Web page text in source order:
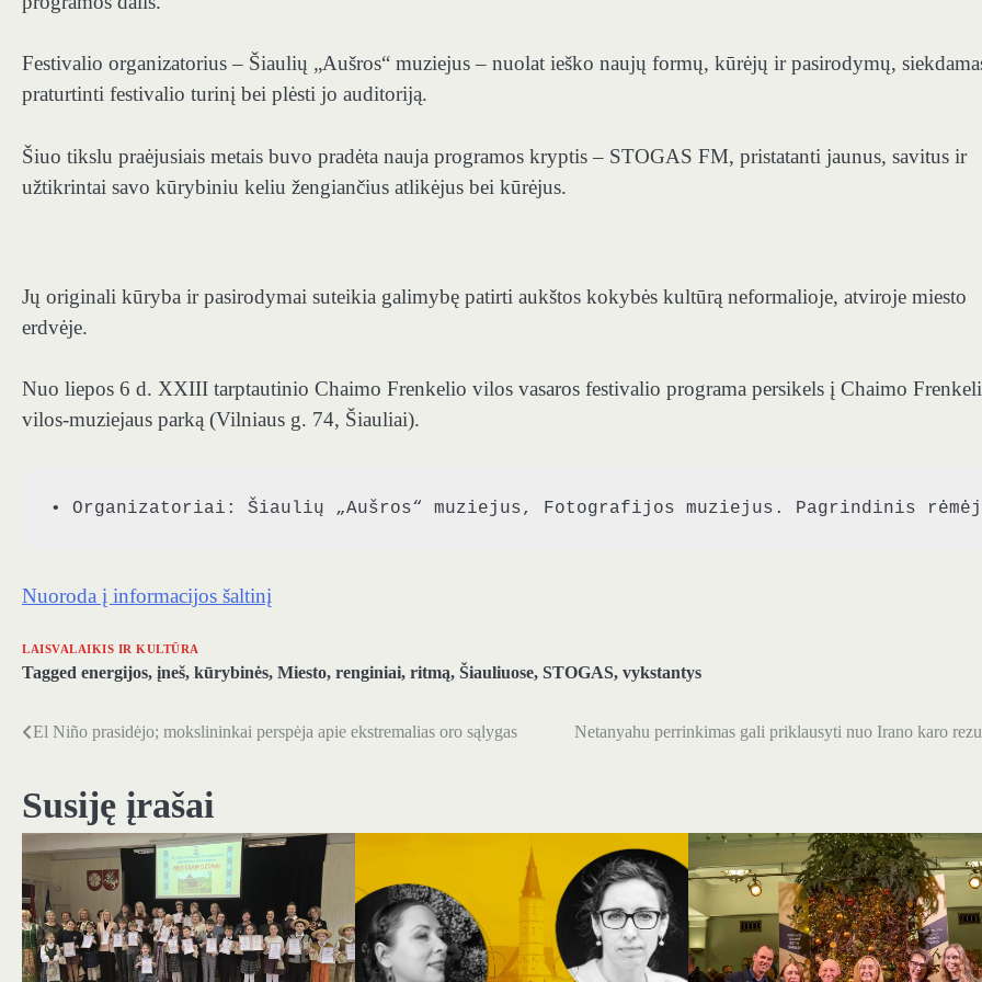
Festivalio organizatorius – Šiaulių „Aušros“ muziejus – nuolat ieško naujų formų, kūrėjų ir pasirodymų,
praturtinti festivalio turinį bei plėsti jo auditoriją.
Šiuo tikslu praėjusiais metais buvo pradėta nauja programos kryptis – STOGAS FM, pristatanti jaunus, savitus ir
užtikrintai savo kūrybiniu keliu žengiančius atlikėjus bei kūrėjus.
Jų originali kūryba ir pasirodymai suteikia galimybę patirti aukštos kokybės kultūrą neformalioje, atviroje miesto
erdvėje.
Nuo liepos 6 d. XXIII tarptautinio Chaimo Frenkelio vilos vasaros festivalio programa persikels į Chaimo
vilos-muziejaus parką (Vilniaus g. 74, Šiauliai).
• Organizatoriai: Šiaulių „Aušros“ muziejus, Fotografijos muziejus. Pagrindinis
Nuoroda į informacijos šaltinį
LAISVALAIKIS IR KULTŪRA
Tagged energijos, įneš, kūrybinės, Miesto, renginiai, ritmą, Šiauliuose, STOGAS, vykstantys
Navigacija
įrašų
El Niño prasidėjo; mokslininkai perspėja apie ekstremalias oro sąlygas Netanyahu perrinkimas gali priklausyti nuo Irano karo
Susiję įrašai